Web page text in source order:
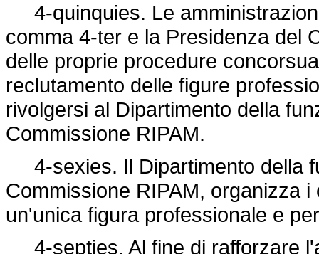
4-quinquies. Le
comma 4-ter e la Presidenza del
delle proprie procedure
reclutamento delle figure
rivolgersi al Dipartimento della
Commissione RIPAM.
4-sexies. Il Dipartimento della
Commissione RIPAM, organizza
un'unica figura professionale e
4-septies. Al fine di rafforzare